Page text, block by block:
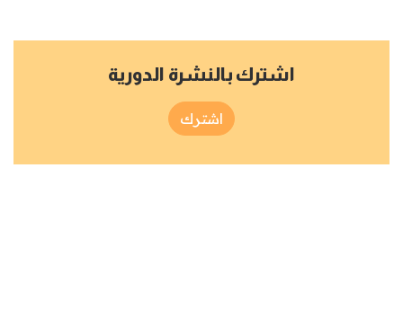
اشترك بالنشرة الدورية
اشترك